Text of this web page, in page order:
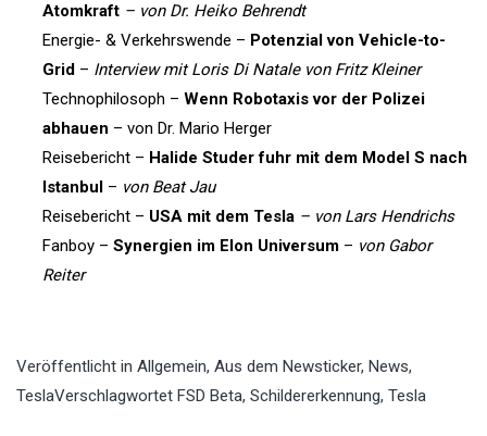
Atomkraft – von Dr. Heiko Behrendt
Energie- & Verkehrswende – Potenzial von Vehicle-to-
Grid – Interview mit Loris Di Natale von Fritz Kleiner
Technophilosoph – Wenn Robotaxis vor der Polizei
abhauen – von Dr. Mario Herger
Reisebericht – Halide Studer fuhr mit dem Model S nach
Istanbul – von Beat Jau
Reisebericht – USA mit dem Tesla – von Lars Hendrichs
Fanboy – Synergien im Elon Universum – von Gabor
Reiter
Veröffentlicht in Allgemein, Aus dem Newsticker, News,
TeslaVerschlagwortet FSD Beta, Schildererkennung, Tesla